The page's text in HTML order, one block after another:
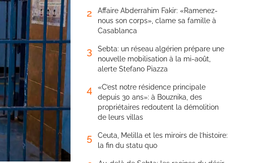
2
Affaire Abderrahim Fakir: «Ramenez-
nous son corps», clame sa famille à
Casablanca
3
Sebta: un réseau algérien prépare une
nouvelle mobilisation à la mi-août,
alerte Stefano Piazza
4
«C’est notre résidence principale
depuis 30 ans»: à Bouznika, des
propriétaires redoutent la démolition
de leurs villas
5
Ceuta, Melilla et les miroirs de l’histoire:
la fin du statu quo